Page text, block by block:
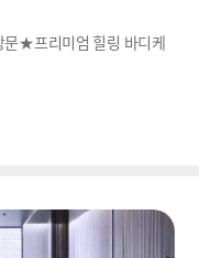
문★프리미엄 힐링 바디케